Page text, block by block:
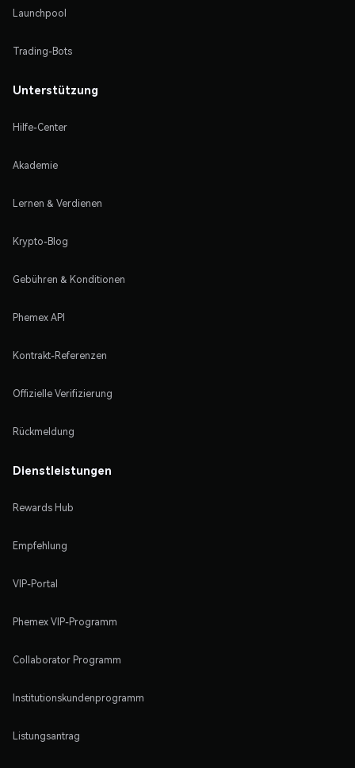
Launchpool
Trading-Bots
Unterstützung
Hilfe-Center
Akademie
Lernen & Verdienen
Krypto-Blog
Gebühren & Konditionen
Phemex API
Kontrakt-Referenzen
Offizielle Verifizierung
Rückmeldung
Dienstleistungen
Rewards Hub
Empfehlung
VIP-Portal
Phemex VIP-Programm
Collaborator Programm
Institutionskundenprogramm
Listungsantrag